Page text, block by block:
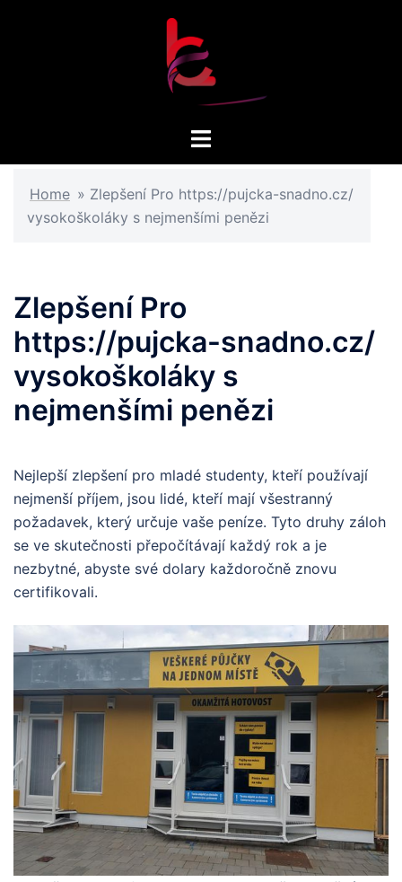
Toggle
Home » Zlepšení Pro https://pujcka-snadno.cz/
vysokoškoláky s nejmenšími penězi
Zlepšení Pro
https://pujcka-snadno.cz/
vysokoškoláky s
nejmenšími penězi
Nejlepší zlepšení pro mladé studenty, kteří používají
nejmenší příjem, jsou lidé, kteří mají všestranný
požadavek, který určuje vaše peníze. Tyto druhy záloh
se ve skutečnosti přepočítávají každý rok a je
nezbytné, abyste své dolary každoročně znovu
certifikovali.